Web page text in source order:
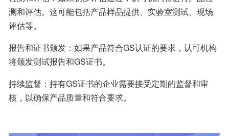
测和评估。这可能包括产品样品提供、实验室测试、现场
评估等。
报告和证书颁发：如果产品符合GS认证的要求，认可机构
将颁发测试报告和GS证书。
持续监督：持有GS证书的企业需要接受定期的监督和审
核，以确保产品质量和符合要求。